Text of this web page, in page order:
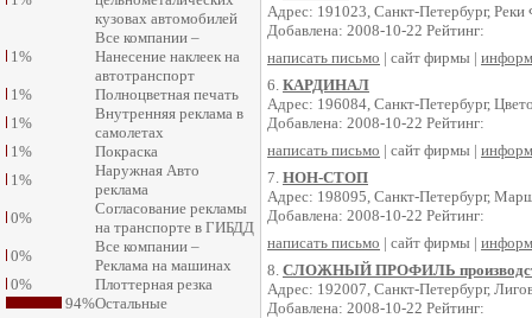
кузовах автомобилей
1%
Все компании –
Нанесение наклеек на
автотранспорт
1%
Полноцветная печать
1%
Внутренняя реклама в
самолетах
1%
Покраска
1%
Наружная Авто
реклама
0%
Согласование рекламы
на транспорте в ГИБДД
0%
Все компании –
Реклама на машинах
0%
Плоттерная резка
94%Остальные
Адрес: 191023, Санкт-Петербург,
Добавлена: 2008-10-22 Рейтинг:
написать письмо | сайт фирмы |
6. КАРДИНАЛ
Адрес: 196084, Санкт-Петербург,
Добавлена: 2008-10-22 Рейтинг:
написать письмо | сайт фирмы |
7. НОН-СТОП
Адрес: 198095, Санкт-Петербург,
Добавлена: 2008-10-22 Рейтинг:
написать письмо | сайт фирмы |
8. СЛОЖНЫЙ ПРОФИЛЬ
Адрес: 192007, Санкт-Петербург,
Добавлена: 2008-10-22 Рейтинг: